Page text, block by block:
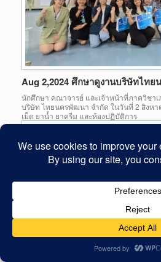
Aug 2,2024 ศึกษาดูงานบริษัทไท
นักศึกษา คณาจารย์ และเจ้าหน้าที่ภาควิชา
บริษัท ไทยนครพัฒนา จำกัด ในวันที่ 2 สิงหา
เม็ด ยาน้ำ ยาครีม และห้องปฏิบัติการ